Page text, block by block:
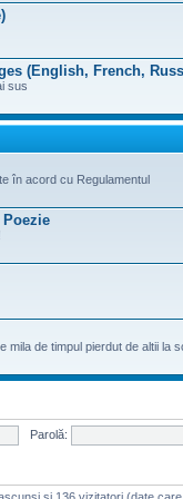
(English, French,
sus
în acord cu Regulamentul
de timpul pierdut de altii la
Parolă:
și 136 vizitatori (date